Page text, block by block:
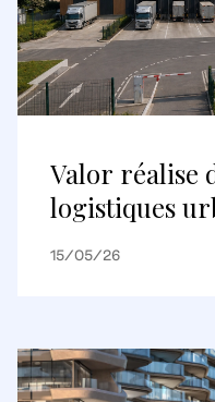
Valor réalise
logistiques
environ 148
lyonnais
15/05/26